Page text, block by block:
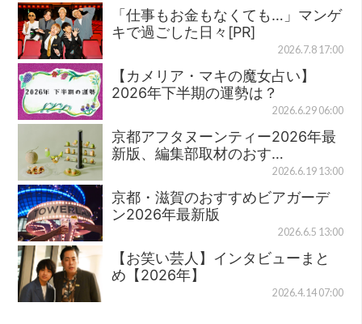
「仕事もお金もなくても…」マンゲ
キで過ごした日々[PR]
2026.7.8 17:00
【カメリア・マキの魔女占い】
2026年下半期の運勢は？
2026.6.29 06:00
京都アフタヌーンティー2026年最
新版、編集部取材のおす…
2026.6.19 13:00
京都・滋賀のおすすめビアガーデ
ン2026年最新版
2026.6.5 13:00
【お笑い芸人】インタビューまと
め【2026年】
2026.4.14 07:00